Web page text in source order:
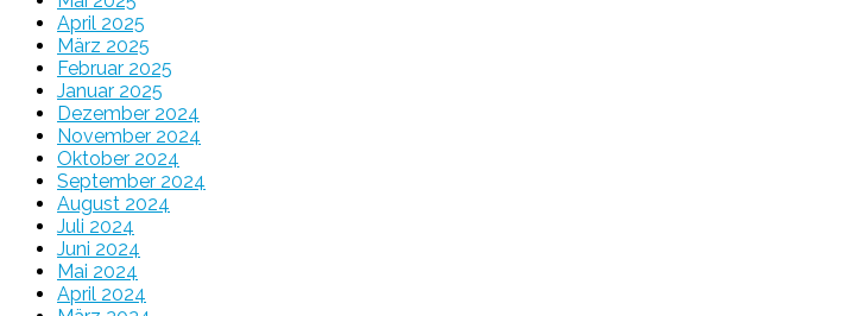
April 2025
März 2025
Februar 2025
Januar 2025
Dezember 2024
November 2024
Oktober 2024
September 2024
August 2024
Juli 2024
Juni 2024
Mai 2024
April 2024